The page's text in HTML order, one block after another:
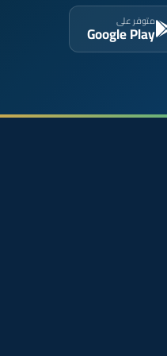
متوفر على
Google Play